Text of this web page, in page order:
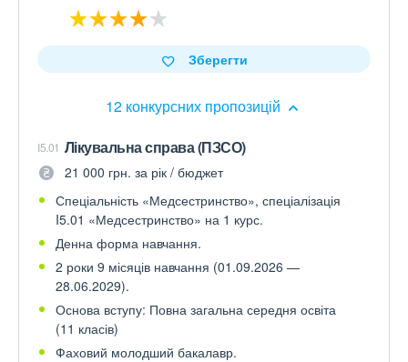
12 конкурсних пропозицій
Зберегти
I5.01 Лікувальна справа (ПЗСО)
21 000 грн. за рік / бюджет
Спеціальність «Медсестринство», спеціалізація
I5.01 «Медсестринство» на 1 курс.
Денна форма навчання.
2 роки 9 місяців навчання (01.09.2026 —
28.06.2029).
Основа вступу: Повна загальна середня освіта
(11 класів)
Фаховий молодший бакалавр.